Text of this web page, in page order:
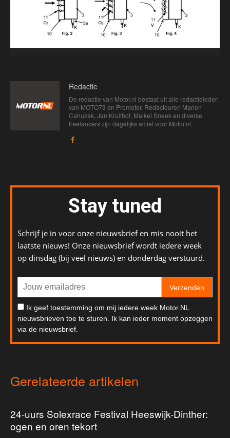
Redactie
De redactie van Motor.nl bestaat uit alle redactieleden
van MOTO73 en Promotor. Redacteuren Marien
Cahuzak, Jan Kruithof, Maikel Sneek en diverse
freelancers zijn dagelijks actief voor Motor.nl.
Stay tuned
Schrijf je in voor onze nieuwsbrief en mis nooit het
laatste nieuws! Onze nieuwsbrief wordt iedere week
op dinsdag (bij veel nieuws) en donderdag verstuurd.
Verzenden
Ik geef toestemming om mij iedere week Motor.NL
nieuwsbrieven toe te sturen. Ik kan ieder moment opzeggen
via de nieuwsbrief.
Gerelateerde artikelen
24-uurs Solexrace Festival Heeswijk-Dinther:
ogen en oren tekort